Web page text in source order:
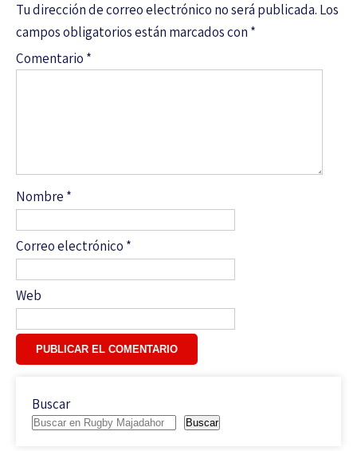
Tu dirección de correo electrónico no será publicada. Los
campos obligatorios están marcados con *
Comentario *
Nombre *
Correo electrónico *
Web
Buscar
Buscar